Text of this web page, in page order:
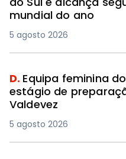
mundial do ano
5 agosto 2026
D. Equipa feminina
estágio de
Valdevez
5 agosto 2026